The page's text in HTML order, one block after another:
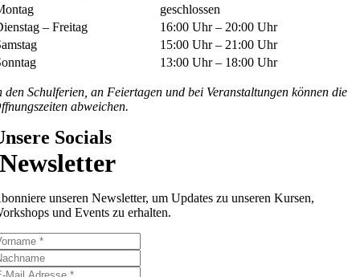
geschlossen
– Freitag
16:00 Uhr – 20:00 Uhr
15:00 Uhr – 21:00 Uhr
13:00 Uhr – 18:00 Uhr
den Schulferien, an Feiertagen und bei Veranstaltungen können die
abweichen.
Socials
Newsletter
unseren Newsletter, um Updates zu unseren Kursen,
und Events zu erhalten.